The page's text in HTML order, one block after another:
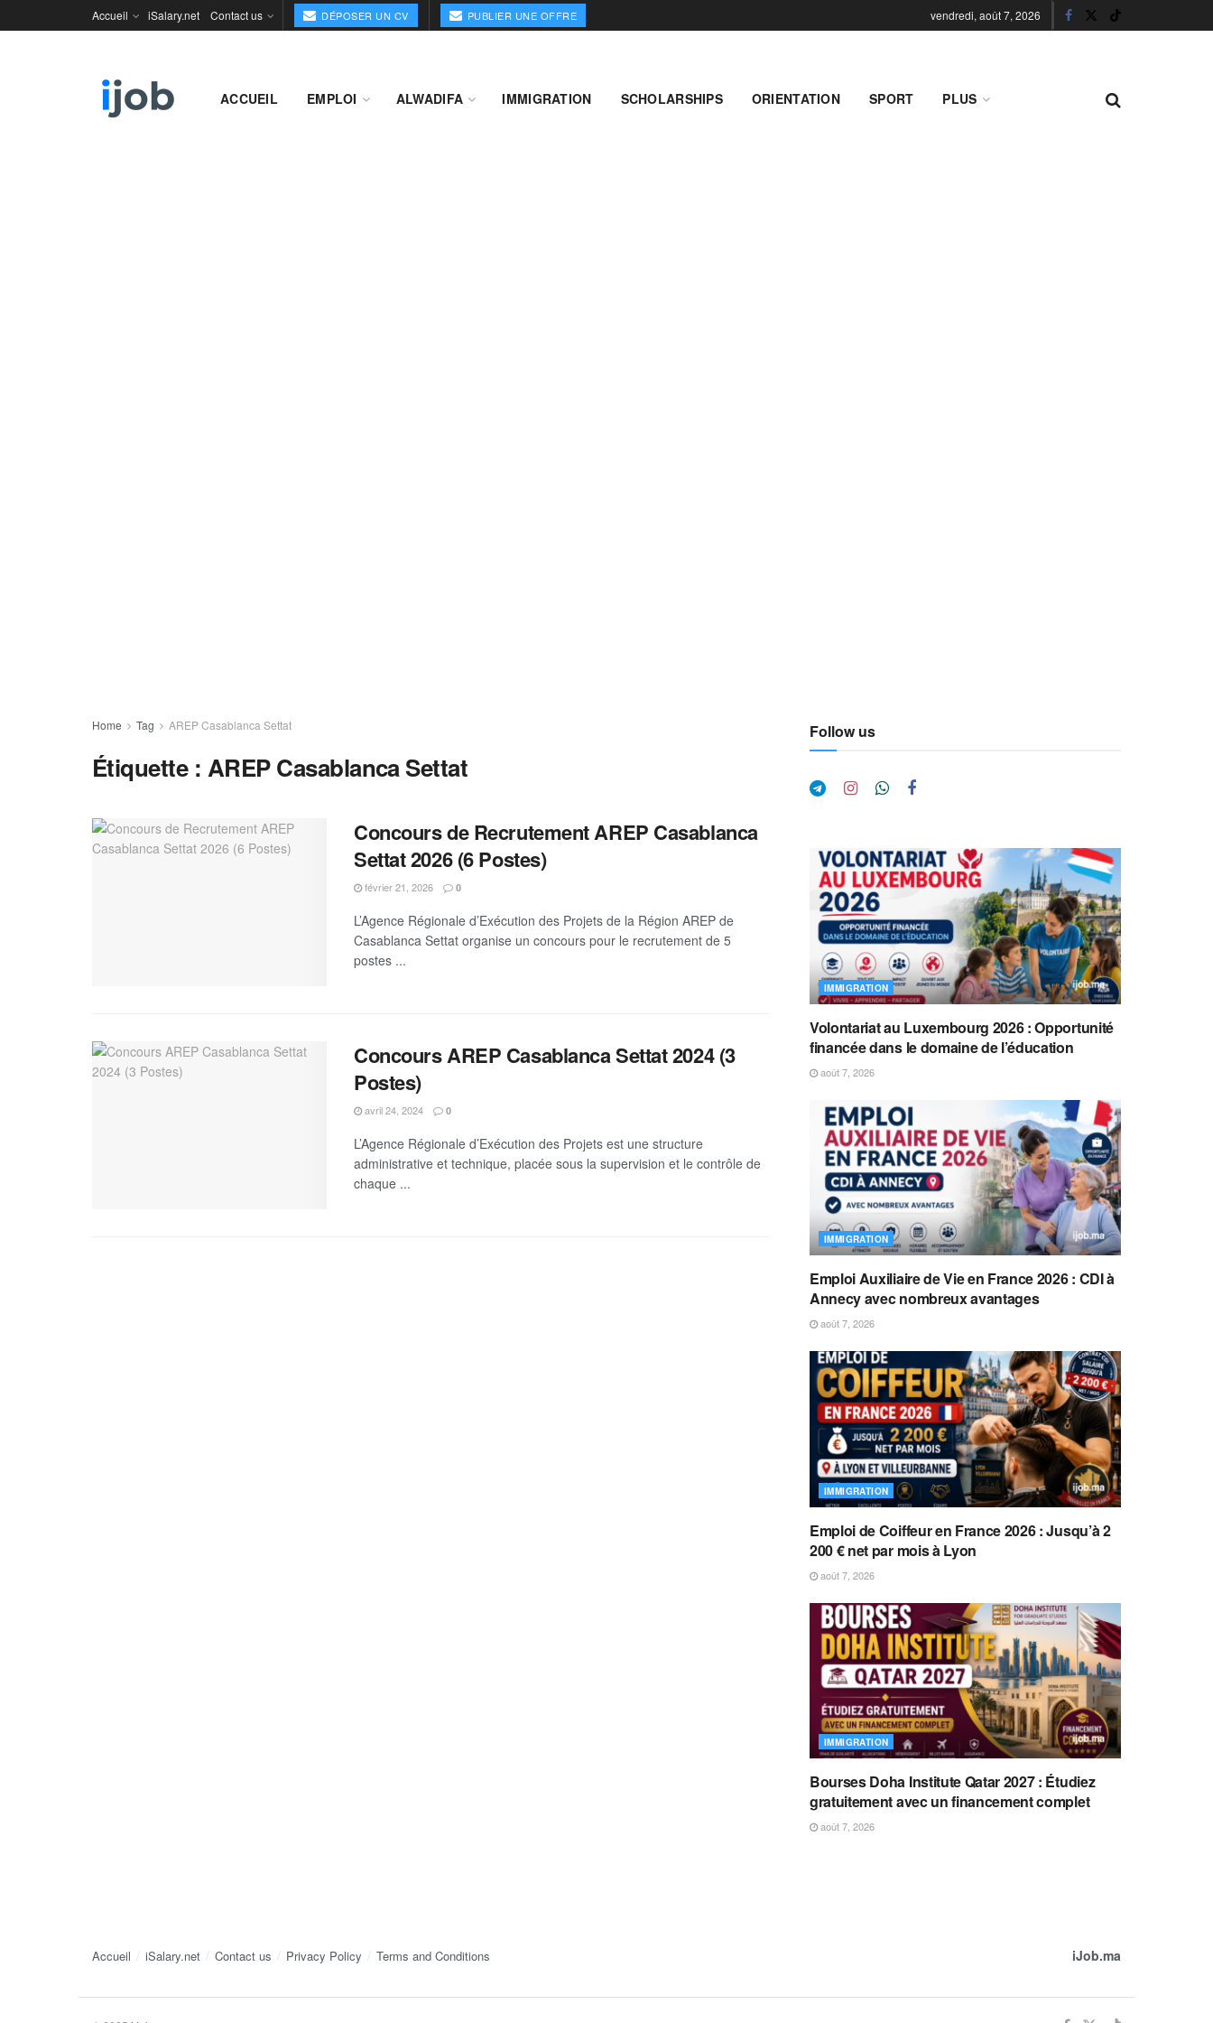
Accueil iSalary.net Contact us DÉPOSER UN CV PUBLIER UNE OFFRE vendredi, août 7, 2026
ACCUEIL EMPLOI ALWADIFA IMMIGRATION SCHOLARSHIPS ORIENTATION SPORT PLUS
Home Tag AREP Casablanca Settat
Étiquette : AREP Casablanca Settat
Concours de Recrutement AREP Casablanca
Settat 2026 (6 Postes)
février 21, 2026 0
L’Agence Régionale d’Exécution des Projets de la Région AREP de
Casablanca Settat organise un concours pour le recrutement de 5
postes ...
Concours AREP Casablanca Settat 2024 (3
Postes)
avril 24, 2024 0
L’Agence Régionale d’Exécution des Projets est une structure
administrative et technique, placée sous la supervision et le contrôle de
chaque ...
Follow us
IMMIGRATION
Volontariat au Luxembourg 2026 : Opportunité
financée dans le domaine de l’éducation
août 7, 2026
IMMIGRATION
Emploi Auxiliaire de Vie en France 2026 : CDI à
Annecy avec nombreux avantages
août 7, 2026
IMMIGRATION
Emploi de Coiffeur en France 2026 : Jusqu’à 2
200 € net par mois à Lyon
août 7, 2026
IMMIGRATION
Bourses Doha Institute Qatar 2027 : Étudiez
gratuitement avec un financement complet
août 7, 2026
Accueil iSalary.net Contact us Privacy Policy Terms and Conditions iJob.ma